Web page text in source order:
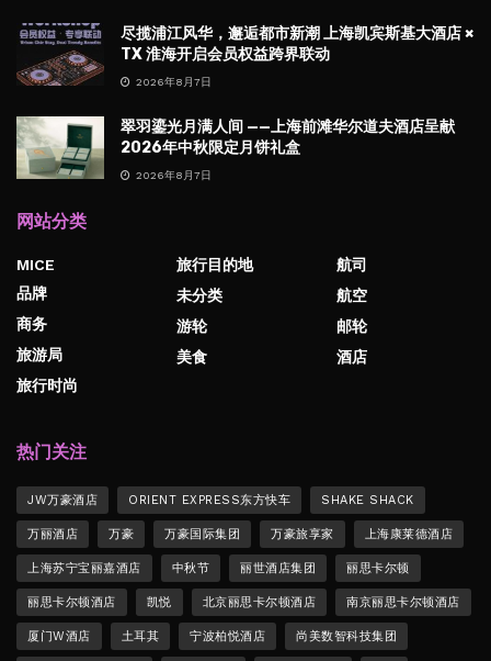
尽揽浦江风华，邂逅都市新潮 上海凯宾斯基大酒店 ×
TX 淮海开启会员权益跨界联动
2026年8月7日
翠羽鎏光月满人间 ——上海前滩华尔道夫酒店呈献
2026年中秋限定月饼礼盒
2026年8月7日
网站分类
MICE
品牌
商务
旅游局
旅行时尚
旅行目的地
未分类
游轮
美食
航司
航空
邮轮
酒店
热门关注
JW万豪酒店 ORIENT EXPRESS东方快车 SHAKE SHACK
万丽酒店 万豪 万豪国际集团 万豪旅享家 上海康莱德酒店
上海苏宁宝丽嘉酒店 中秋节 丽世酒店集团 丽思卡尔顿
丽思卡尔顿酒店 凯悦 北京丽思卡尔顿酒店 南京丽思卡尔顿酒店
厦门W酒店 土耳其 宁波柏悦酒店 尚美数智科技集团